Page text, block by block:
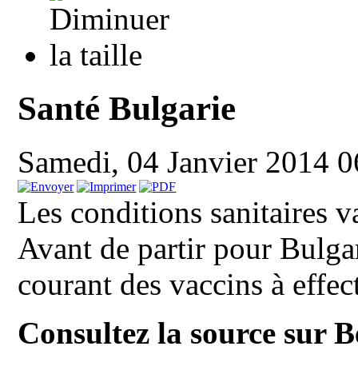
Santé Bulgarie
Samedi, 04 Janvier 2014
Les conditions sanitaires
Avant de partir pour
courant des vaccins à
Consultez la source sur